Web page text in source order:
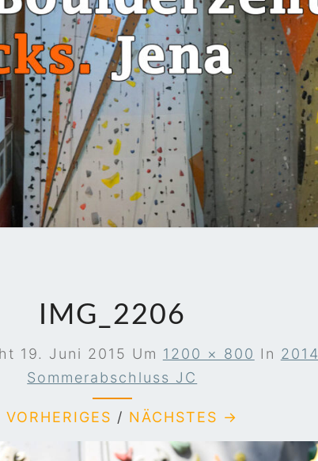
ROCKS.
JENA
Jena
IMG_2206
19. Juni 2015 Um 1200 × 800 In 2014
Sommerabschluss JC
/ NÄCHSTES →